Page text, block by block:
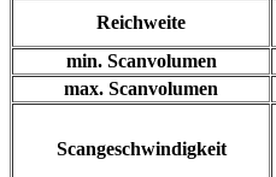
Reichweite
min. Scanvolumen
max. Scanvolumen
Scangeschwindigkeit